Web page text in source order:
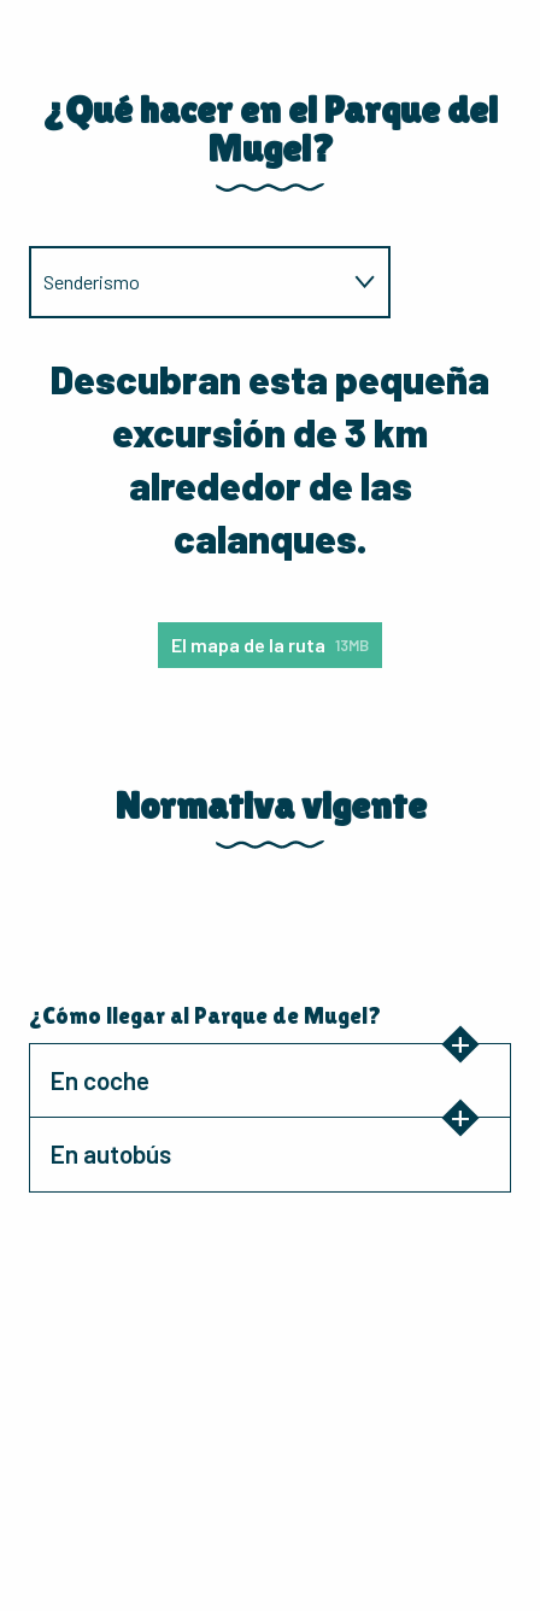
¿Qué hacer en el Parque del
Mugel?
Senderismo
Para niños
Descubran esta pequeña
excursión de 3 km
alrededor de las
calanques.
El mapa de la ruta 13MB
Normativa vigente
¿Cómo llegar al Parque de Mugel?
En coche
En autobús